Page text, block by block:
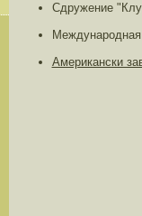
Сдружение
Американски